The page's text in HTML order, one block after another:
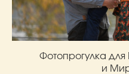
Фотопрогулка
и